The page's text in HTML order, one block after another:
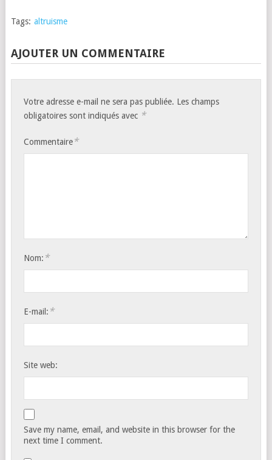
Tags: altruisme
AJOUTER UN COMMENTAIRE
Votre adresse e-mail ne sera pas publiée. Les champs
obligatoires sont indiqués avec *
Commentaire*
Nom: *
E-mail: *
Site web:
Save my name, email, and website in this browser for the
next time I comment.